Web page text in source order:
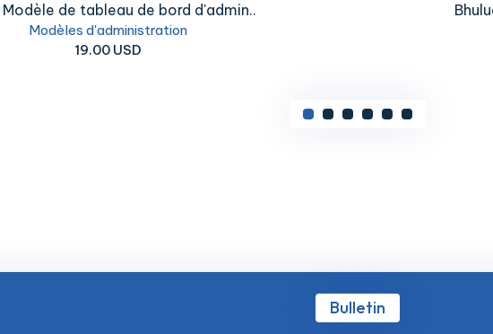
de tableau de bord d'admin..
Modèles d'administration
19.00 USD
Bulletin